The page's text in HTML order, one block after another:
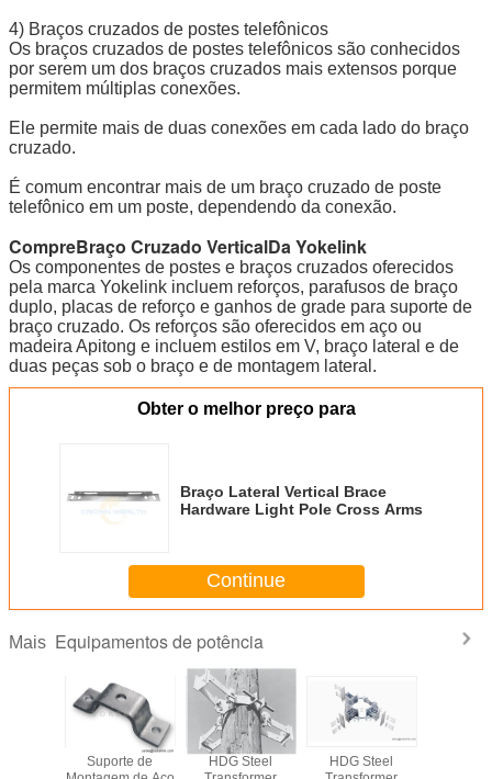
4) Braços cruzados de postes telefônicos
Os braços cruzados de postes telefônicos são conhecidos
por serem um dos braços cruzados mais extensos porque
permitem múltiplas conexões.
Ele permite mais de duas conexões em cada lado do braço
cruzado.
É comum encontrar mais de um braço cruzado de poste
telefônico em um poste, dependendo da conexão.
CompreBraço Cruzado VerticalDa Yokelink
Os componentes de postes e braços cruzados oferecidos
pela marca Yokelink incluem reforços, parafusos de braço
duplo, placas de reforço e ganhos de grade para suporte de
braço cruzado. Os reforços são oferecidos em aço ou
madeira Apitong e incluem estilos em V, braço lateral e de
duas peças sob o braço e de montagem lateral.
Obter o melhor preço para
Braço Lateral Vertical Brace
Hardware Light Pole Cross Arms
Continue
Mais Equipamentos de potência
Suporte de
HDG Steel
HDG Steel